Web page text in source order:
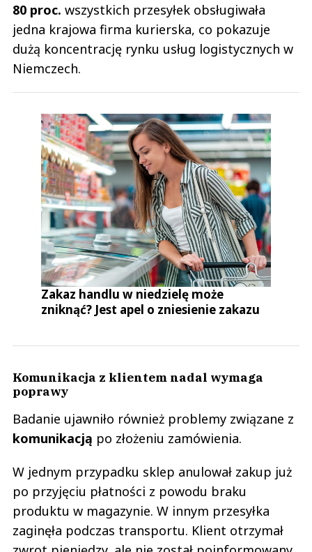
80 proc. wszystkich przesyłek obsługiwała
jedna krajowa firma kurierska, co pokazuje
dużą koncentrację rynku usług logistycznych w
Niemczech.
Zakaz handlu w niedzielę może
zniknąć? Jest apel o zniesienie zakazu
Komunikacja z klientem nadal wymaga
poprawy
Badanie ujawniło również problemy związane z
komunikacją po złożeniu zamówienia.
W jednym przypadku sklep anulował zakup już
po przyjęciu płatności z powodu braku
produktu w magazynie. W innym przesyłka
zaginęła podczas transportu. Klient otrzymał